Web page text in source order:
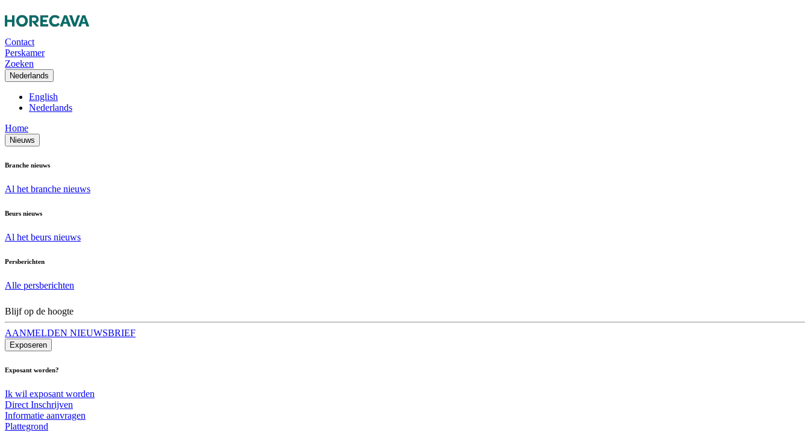
Contact
Perskamer
Zoeken
Nederlands
English
Nederlands
Home
Nieuws
Branche nieuws
Al het branche nieuws
Beurs nieuws
Al het beurs nieuws
Persberichten
Alle persberichten
Blijf op de hoogte
AANMELDEN NIEUWSBRIEF
Exposeren
Exposant worden?
Ik wil exposant worden
Direct Inschrijven
Informatie aanvragen
Plattegrond